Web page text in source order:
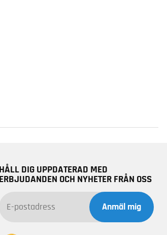
HÅLL DIG UPPDATERAD MED
ERBJUDANDEN OCH NYHETER FRÅN OSS
Anmäl mig